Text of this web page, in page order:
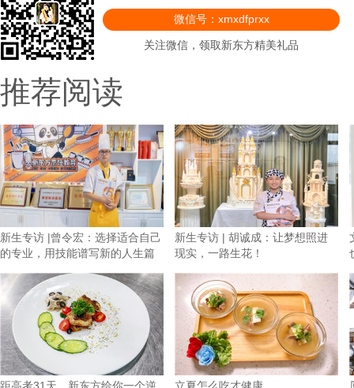
微信号：xmxdfprxx
关注微信，领取新东方精美礼品
推荐阅读
新生专访 |曾令宏：选择适合自己
的专业，用技能谱写新的人生篇
新生专访 | 胡诚成：让梦想照进
现实，一路生花！